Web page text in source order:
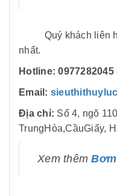
Quý khách liên hệ
nhất.
Hotline: 0977282045
Email:
Địa chỉ: Số 4, ngõ
TrungHòa,CầuGiấy,
Xem thêm